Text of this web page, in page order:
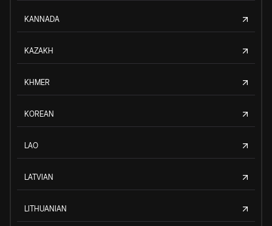
KANNADA
KAZAKH
KHMER
KOREAN
LAO
LATVIAN
LITHUANIAN